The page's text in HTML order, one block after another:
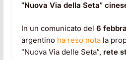
“Nuova Via della Seta”
In un comunicato del 6
argentino ha reso notala
“Nuova Via delle Seta”, rete